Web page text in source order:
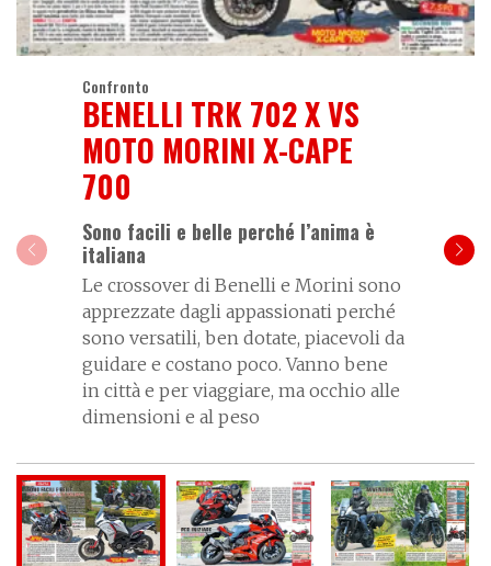
Confronto
BENELLI TRK 702 X VS
MOTO MORINI X-CAPE
700
Sono facili e belle perché l’anima è
italiana
Le crossover di Benelli e Morini sono
apprezzate dagli appassionati perché
sono versatili, ben dotate, piacevoli da
guidare e costano poco. Vanno bene
in città e per viaggiare, ma occhio alle
dimensioni e al peso